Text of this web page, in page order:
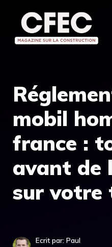
contenu
mobil
france :
avant de
sur votre
Ecrit par: Paul